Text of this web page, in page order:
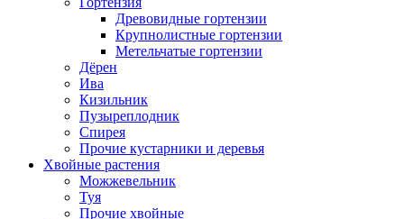
Древовидные гортензии
Крупнолистные гортензии
Метельчатые гортензии
Дёрен
Ива
Кизильник
Пузыреплодник
Спирея
Прочие кустарники и деревья
Хвойные растения
Можжевельник
Туя
Прочие хвойные